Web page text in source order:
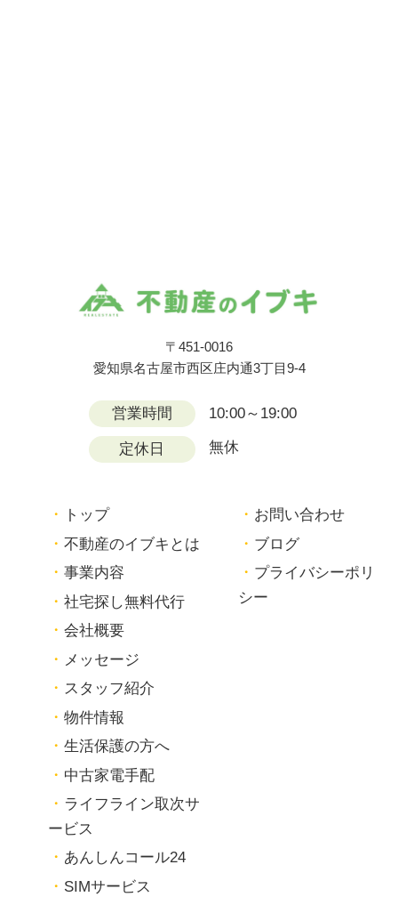
〒451-0016
愛知県名古屋市西区庄内通3丁目9-4
営業時間 10:00～19:00
定休日 無休
トップ
不動産のイブキとは
事業内容
社宅探し無料代行
会社概要
メッセージ
スタッフ紹介
物件情報
生活保護の方へ
中古家電手配
ライフライン取次サ
ービス
あんしんコール24
SIMサービス
お問い合わせ
ブログ
プライバシーポリ
シー